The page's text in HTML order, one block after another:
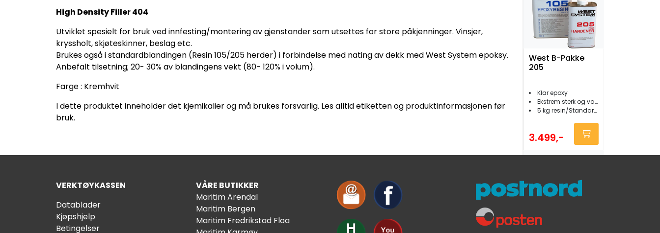
High Density Filler 404
Utviklet spesielt for bruk ved innfesting/montering av gjenstander som utsettes for store påkjenninger. Vinsjer,
kryssholt, skjøteskinner, beslag etc.
Brukes også i standardblandingen (Resin 105/205 herder) i forbindelse med nating av dekk med West System epoksy.
Anbefalt tilsetning; 20- 30% av blandingens vekt (80- 120% i volum).
Farge : Kremhvit
I dette produktet inneholder det kjemikalier og må brukes forsvarlig. Les alltid etiketten og produktinformasjonen før
bruk.
West B-Pakke
205
Klar epoxy
Ekstrem sterk og vanntett
5 kg resin/Standard 205 herder
3.499,-
VERKTØYKASSEN
Datablader
Kjøpshjelp
Betingelser
VÅRE BUTIKKER
Maritim Arendal
Maritim Bergen
Maritim Fredrikstad Floa